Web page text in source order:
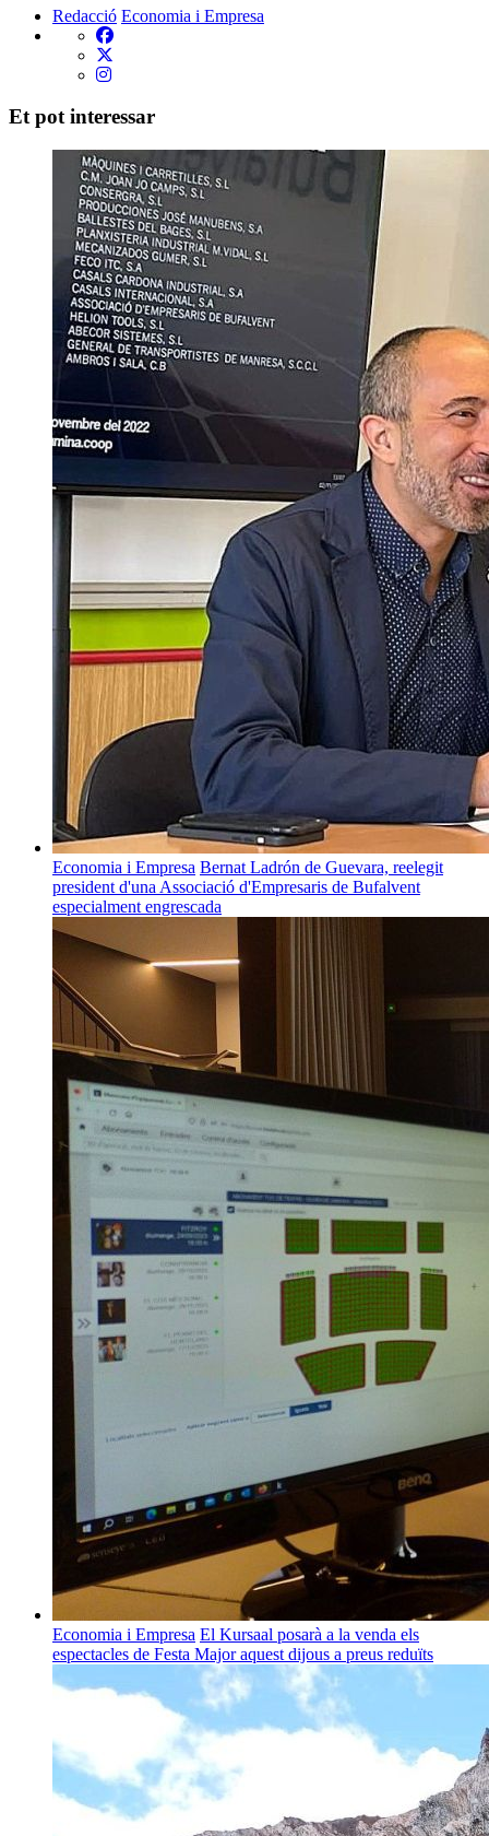
Redacció Economia i Empresa
Et pot interessar
Economia i Empresa Bernat Ladrón de Guevara, reelegit
president d'una Associació d'Empresaris de Bufalvent
especialment engrescada
Economia i Empresa El Kursaal posarà a la venda els
espectacles de Festa Major aquest dijous a preus reduïts